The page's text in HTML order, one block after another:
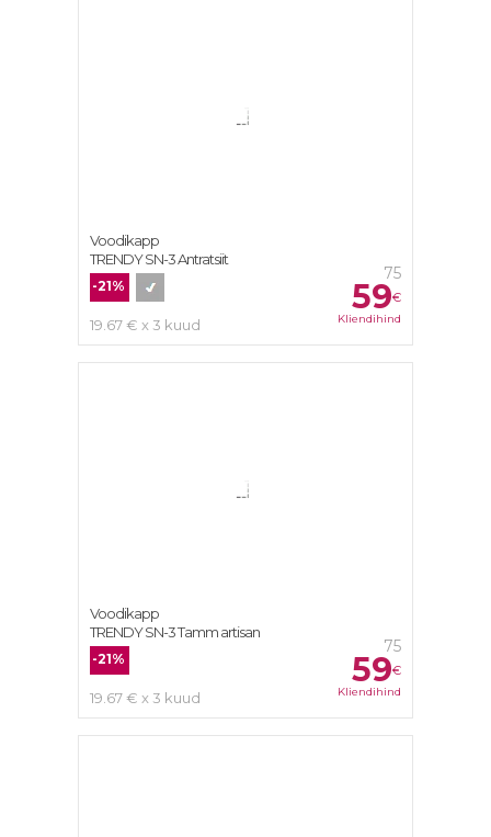
75
59€
Kliendihind
-21%
19.67 € x 3 kuud
Voodikapp
TRENDY SN-3 Antratsiit
75
59€
Kliendihind
-21%
19.67 € x 3 kuud
Voodikapp
TRENDY SN-3 Tamm artisan